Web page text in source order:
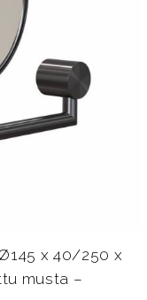
x 40/250 x
musta –